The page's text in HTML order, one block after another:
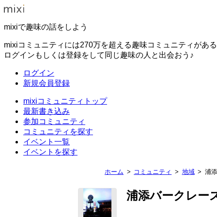
mixiで趣味の話をしよう
mixiコミュニティには270万を超える趣味コミュニティがある
ログインもしくは登録をして同じ趣味の人と出会おう♪
ログイン
新規会員登録
mixiコミュニティトップ
最新書き込み
参加コミュニティ
コミュニティを探す
イベント一覧
イベントを探す
ホーム コミュニティ 地域 浦
浦添バークレー